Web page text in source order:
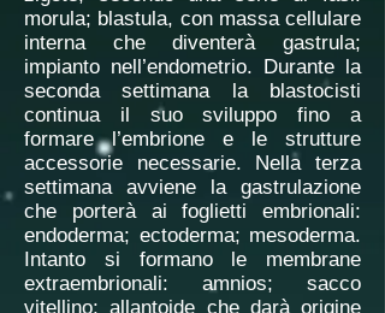
morula; blastula, con massa cellulare
interna che diventerà gastrula;
impianto nell’endometrio. Durante la
seconda settimana la blastocisti
continua il suo sviluppo fino a
formare l’embrione e le strutture
accessorie necessarie. Nella terza
settimana avviene la gastrulazione
che porterà ai foglietti embrionali:
endoderma; ectoderma; mesoderma.
Intanto si formano le membrane
extraembrionali: amnios; sacco
vitellino; allantoide che darà origine